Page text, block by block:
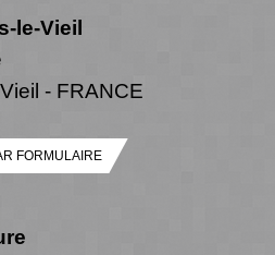
le-Vieil
- FRANCE
FORMULAIRE